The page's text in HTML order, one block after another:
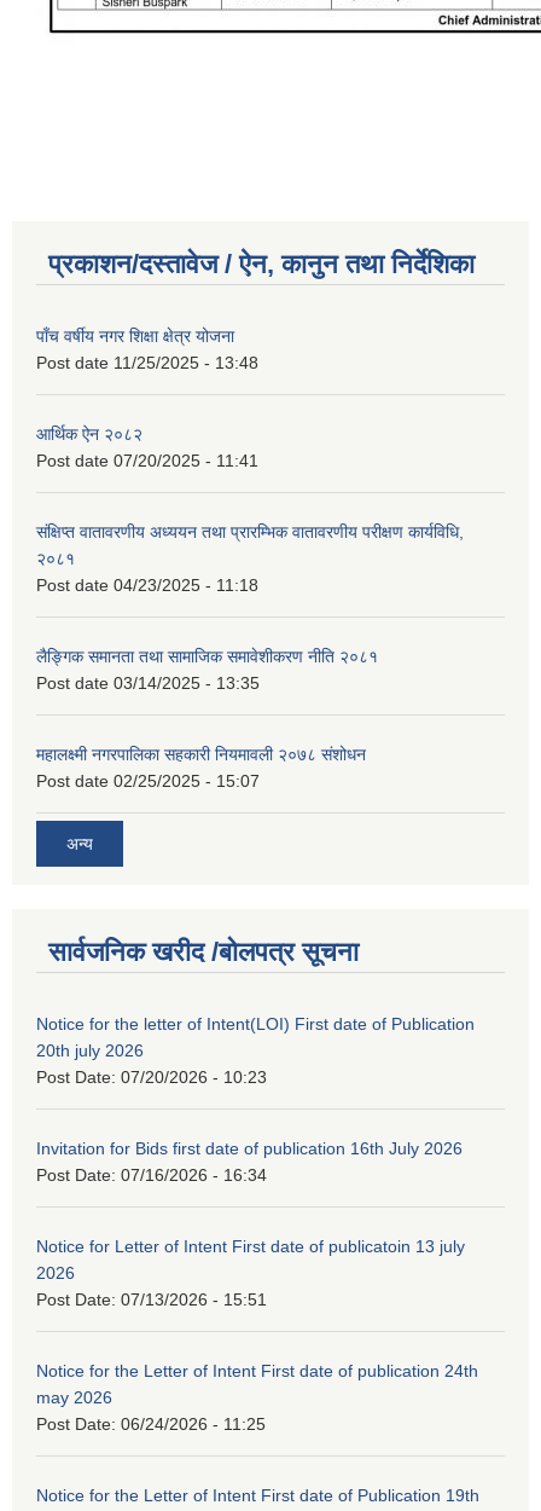
प्रकाशन/दस्तावेज / ऐन, कानुन तथा निर्देशिका
पाँच वर्षीय नगर शिक्षा क्षेत्र योजना
Post date 11/25/2025 - 13:48
आर्थिक ऐन २०८२
Post date 07/20/2025 - 11:41
संक्षिप्त वातावरणीय अध्ययन तथा प्रारम्भिक वातावरणीय परीक्षण कार्यविधि,
२०८१
Post date 04/23/2025 - 11:18
लैङ्गिक समानता तथा सामाजिक समावेशीकरण नीति २०८१
Post date 03/14/2025 - 13:35
महालक्ष्मी नगरपालिका सहकारी नियमावली २०७८ संशोधन
Post date 02/25/2025 - 15:07
अन्य
सार्वजनिक खरीद /बोलपत्र सूचना
Notice for the letter of Intent(LOI) First date of Publication
20th july 2026
Post Date: 07/20/2026 - 10:23
Invitation for Bids first date of publication 16th July 2026
Post Date: 07/16/2026 - 16:34
Notice for Letter of Intent First date of publicatoin 13 july
2026
Post Date: 07/13/2026 - 15:51
Notice for the Letter of Intent First date of publication 24th
may 2026
Post Date: 06/24/2026 - 11:25
Notice for the Letter of Intent First date of Publication 19th